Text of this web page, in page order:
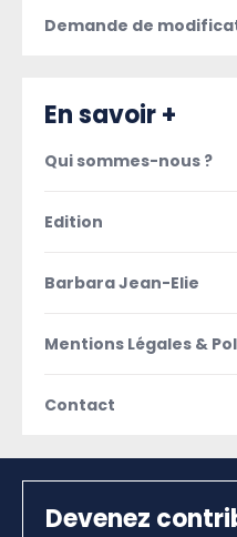
Demande de
En savoir +
Qui sommes-nous ?
Edition
Barbara Jean-Elie
Mentions Légales &
Contact
Devenez